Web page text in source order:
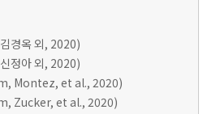
경옥 외, 2020)
정아 외, 2020)
Montez, et al., 2020)
Zucker, et al., 2020)